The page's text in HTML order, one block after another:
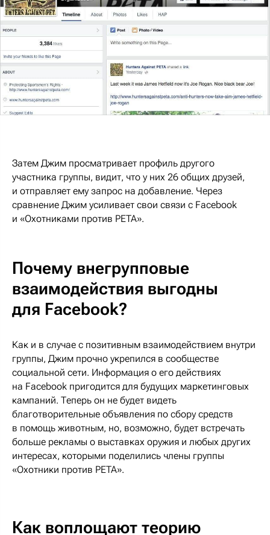
Затем Джим просматривает профиль другого
участника группы, видит, что у них 26 общих друзей,
и отправляет ему запрос на добавление. Через
сравнение Джим усиливает свои связи с Facebook
и «Охотниками против PETA».
Почему внегрупповые
взаимодействия выгодны
для Facebook?
Как и в случае с позитивным взаимодействием внутри
группы, Джим прочно укрепился в сообществе
социальной сети. Информация о его действиях
на Facebook пригодится для будущих маркетинговых
кампаний. Теперь он не будет видеть
благотворительные объявления по сбору средств
в помощь животным, но, возможно, будет встречать
больше рекламы о выставках оружия и любых других
интересах, которыми поделились члены группы
«Охотники против PETA».
Как воплощают теорию